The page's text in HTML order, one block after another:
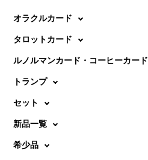
オラクルカード
タロットカード
ルノルマンカード・コーヒーカード
トランプ
セット
新品一覧
希少品